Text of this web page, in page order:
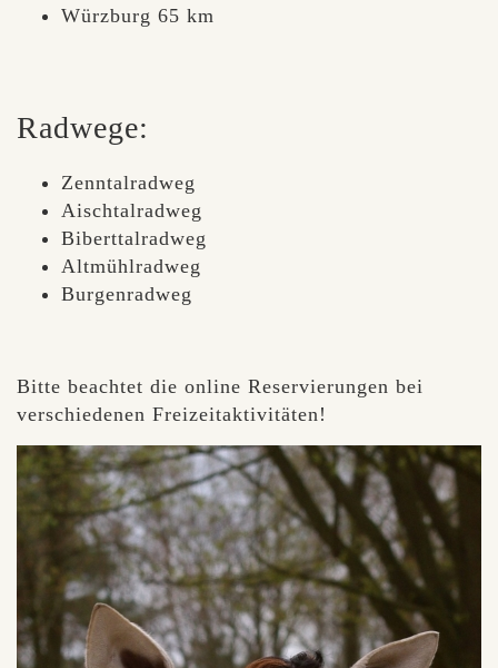
Würzburg 65 km
Radwege:
Zenntalradweg
Aischtalradweg
Biberttalradweg
Altmühlradweg
Burgenradweg
Bitte beachtet die online Reservierungen bei
verschiedenen Freizeitaktivitäten!